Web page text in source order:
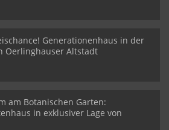
Generationenhaus in der
Oerlinghauser Altstadt
am Botanischen Garten:
in exklusiver Lage von